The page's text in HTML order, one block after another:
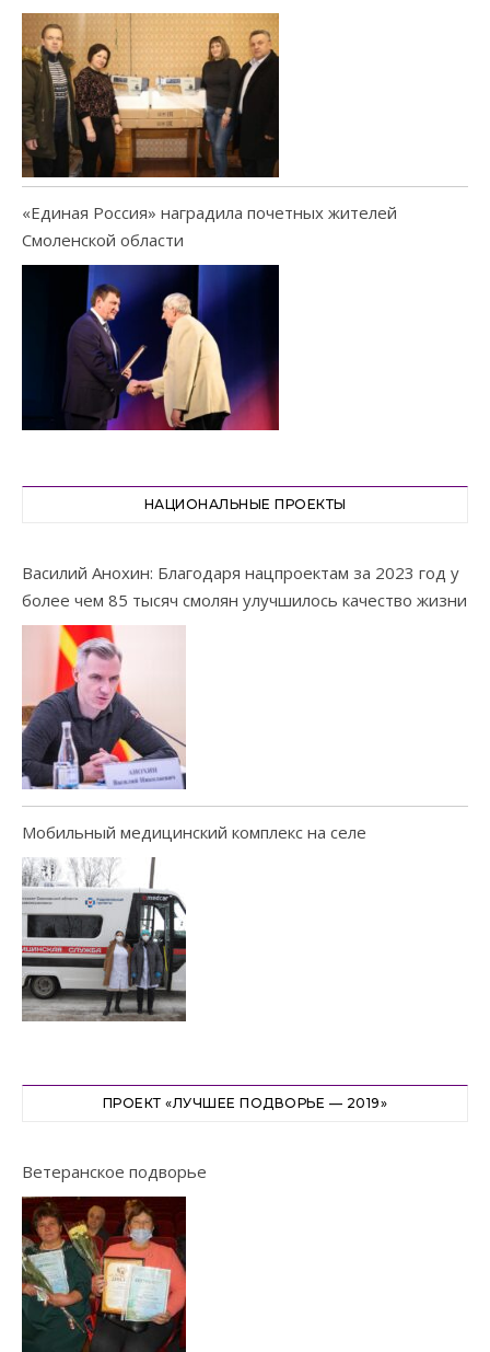
«Единая Россия» наградила почетных жителей
Смоленской области
НАЦИОНАЛЬНЫЕ ПРОЕКТЫ
Василий Анохин: Благодаря нацпроектам за 2023 год у
более чем 85 тысяч смолян улучшилось качество жизни
Мобильный медицинский комплекс на селе
ПРОЕКТ «ЛУЧШЕЕ ПОДВОРЬЕ — 2019»
Ветеранское подворье